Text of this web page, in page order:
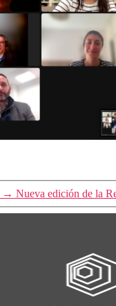
→ Nueva edición de la